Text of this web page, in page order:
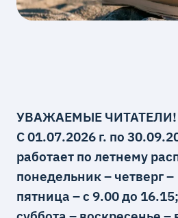
УВАЖАЕМЫЕ ЧИТАТЕЛИ!
С 01.07.2026 г. по
работает по летнему
понедельник – четверг
пятница –с 9.00 до 16.15;